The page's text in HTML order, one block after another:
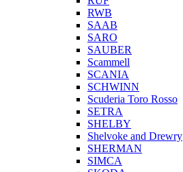
RWB
SAAB
SARO
SAUBER
Scammell
SCANIA
SCHWINN
Scuderia Toro Rosso
SETRA
SHELBY
Shelvoke and Drewry
SHERMAN
SIMCA